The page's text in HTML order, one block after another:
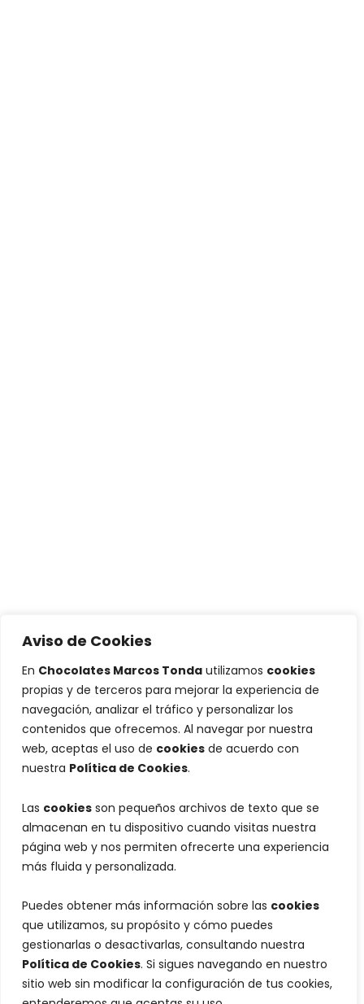
Aviso de Cookies
En Chocolates Marcos Tonda utilizamos cookies
propias y de terceros para mejorar la experiencia de
navegación, analizar el tráfico y personalizar los
contenidos que ofrecemos. Al navegar por nuestra
web, aceptas el uso de cookies de acuerdo con
nuestra Política de Cookies.
Las cookies son pequeños archivos de texto que se
almacenan en tu dispositivo cuando visitas nuestra
página web y nos permiten ofrecerte una experiencia
más fluida y personalizada.
Puedes obtener más información sobre las cookies
que utilizamos, su propósito y cómo puedes
gestionarlas o desactivarlas, consultando nuestra
Política de Cookies. Si sigues navegando en nuestro
sitio web sin modificar la configuración de tus cookies,